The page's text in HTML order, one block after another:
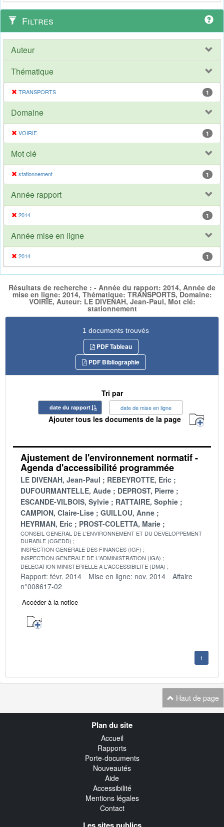
Filtres
Auteur
Thématique
TRANSPORTS 1
Domaine
VOIRIE 1
Mot clé
stationnement 1
Année rapport
2014 1
Année mise en ligne
2014 1
Résultats de recherche : - Année du rapport: 2014, Année de
mise en ligne: 2014, Thématique: TRANSPORTS, Domaine:
VOIRIE, Auteur: LE DIVENAH, Jean-Paul, Mot clé:
stationnement
1 documents trouvés
PDF Tableau
PDF Bibliographie
Tri par
date du rapport date de mise en ligne
Ajouter tous les documents de la page
Ajustement de l'environnement normatif -
Agenda d'accessibilité programmée
LE DIVENAH, Jean-Paul
REBEYROTTE, Eric
DUFOURMANTELLE, Aude
DEPROST, Pierre
ESCANDE-VILBOIS, Sylvie
RATTAIRE, Sophie
CAMPION, Claire-Lise
GUILLOU, Anne
HEYRMAN, Eric
PROST-COLETTA, Marie
CONSEIL GENERAL DE L'ENVIRONNEMENT ET DU DEVELOPPEMENT
DURABLE (CGEDD)
INSPECTION GENERALE DES FINANCES (IGF)
INSPECTION GENERALE DE L'ADMINISTRATION (IGA)
DELEGATION MINISTERIELLE A L'ACCESSIBILITE (DMA)
Rapport: févr. 2014 Mise en ligne: nov. 2014
Affaire
n°008617-02
Accéder à la notice
1
Haut de page
Plan du site
Accueil
Rapports
Porte-documents
Nouveautés
Aide
Accessibilité
Mentions légales
Contact